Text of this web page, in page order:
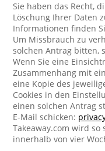
Sie haben das Recht,
Löschung Ihrer Daten
Informationen finden
Um Missbrauch zu
solchen Antrag bitten,
Wenn Sie eine
Zusammenhang mit
eine Kopie des
Cookies in den
einen solchen Antrag
E-Mail schicken:
Takeaway.com wird
innerhalb von vier